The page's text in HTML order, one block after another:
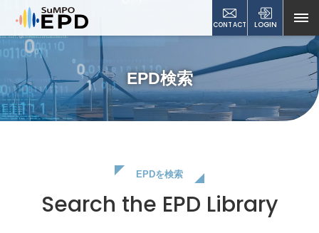
CONTACT LOGIN
EPD検索
EPDを検索
Search the EPD Library